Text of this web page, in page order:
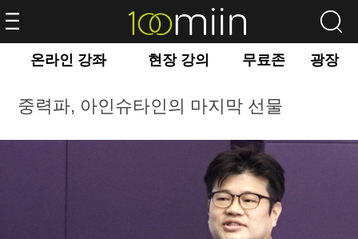
온라인 강좌 현장 강의 무료존 광장
중력파, 아인슈타인의 마지막 선물